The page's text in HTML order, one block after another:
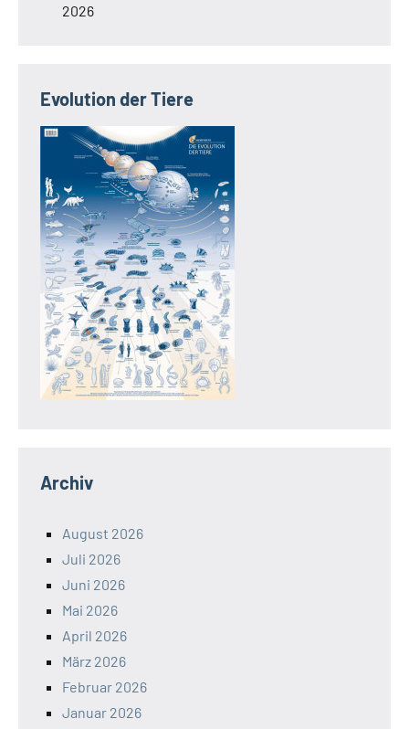
2026
Evolution der Tiere
Archiv
August 2026
Juli 2026
Juni 2026
Mai 2026
April 2026
März 2026
Februar 2026
Januar 2026